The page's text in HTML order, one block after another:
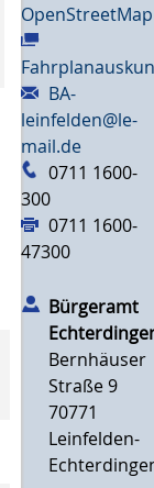
OpenStreetMap
BA-
leinfelden@le-
mail.de
0711 1600-
300
0711 1600-
47300
Bürgeramt
Bernhäuser
Straße 9
70771
Leinfelden-